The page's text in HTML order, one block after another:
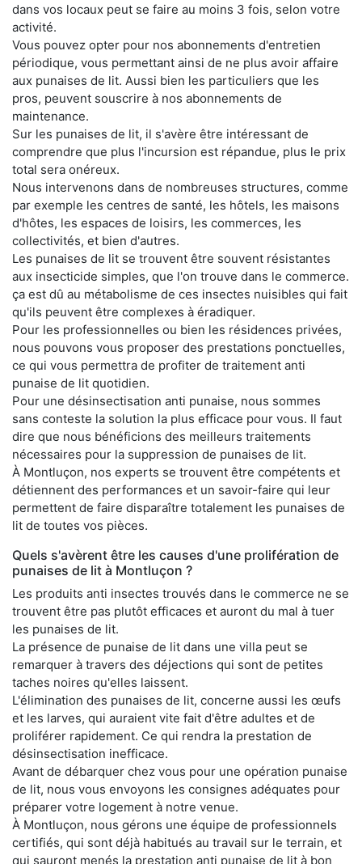
dans vos locaux peut se faire au moins 3 fois, selon votre
activité.
Vous pouvez opter pour nos abonnements d'entretien
périodique, vous permettant ainsi de ne plus avoir affaire
aux punaises de lit. Aussi bien les particuliers que les
pros, peuvent souscrire à nos abonnements de
maintenance.
Sur les punaises de lit, il s'avère être intéressant de
comprendre que plus l'incursion est répandue, plus le prix
total sera onéreux.
Nous intervenons dans de nombreuses structures, comme
par exemple les centres de santé, les hôtels, les maisons
d'hôtes, les espaces de loisirs, les commerces, les
collectivités, et bien d'autres.
Les punaises de lit se trouvent être souvent résistantes
aux insecticide simples, que l'on trouve dans le commerce.
ça est dû au métabolisme de ces insectes nuisibles qui fait
qu'ils peuvent être complexes à éradiquer.
Pour les professionnelles ou bien les résidences privées,
nous pouvons vous proposer des prestations ponctuelles,
ce qui vous permettra de profiter de traitement anti
punaise de lit quotidien.
Pour une désinsectisation anti punaise, nous sommes
sans conteste la solution la plus efficace pour vous. Il faut
dire que nous bénéficions des meilleurs traitements
nécessaires pour la suppression de punaises de lit.
À Montluçon, nos experts se trouvent être compétents et
détiennent des performances et un savoir-faire qui leur
permettent de faire disparaître totalement les punaises de
lit de toutes vos pièces.
Quels s'avèrent être les causes d'une prolifération de
punaises de lit à Montluçon ?
Les produits anti insectes trouvés dans le commerce ne se
trouvent être pas plutôt efficaces et auront du mal à tuer
les punaises de lit.
La présence de punaise de lit dans une villa peut se
remarquer à travers des déjections qui sont de petites
taches noires qu'elles laissent.
L'élimination des punaises de lit, concerne aussi les œufs
et les larves, qui auraient vite fait d'être adultes et de
proliférer rapidement. Ce qui rendra la prestation de
désinsectisation inefficace.
Avant de débarquer chez vous pour une opération punaise
de lit, nous vous envoyons les consignes adéquates pour
préparer votre logement à notre venue.
À Montluçon, nous gérons une équipe de professionnels
certifiés, qui sont déjà habitués au travail sur le terrain, et
qui sauront menés la prestation anti punaise de lit à bon